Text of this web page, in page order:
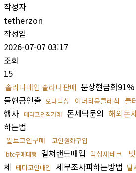
작성자
tetherzon
작성일
2026-07-07 03:17
조회
15
솔라나매입 솔라나판매 문상현금화91%
물현금인출 오다믹싱 이더리움클레식 블
행사 테더코인직거래 돈세탁문의 해외돈
하는법
알트코인구매 코인원화구입
btc구매대행 컬쳐랜드매입 믹싱재테크
체 테더코인매입 세무조사피하는방법 탈